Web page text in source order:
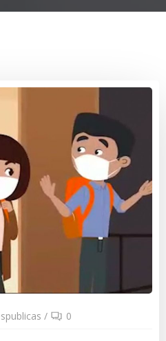
/ 0